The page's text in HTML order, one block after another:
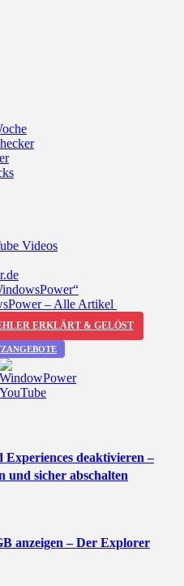
Videos
– Alle Artikel
ERKLÄRT & GELÖST
deaktivieren –
und sicher abschalten
anzeigen – Der Explorer